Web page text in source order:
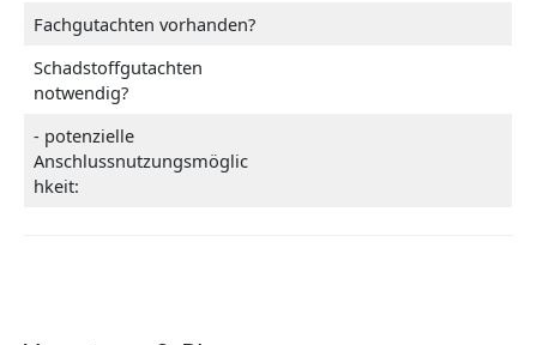
Fachgutachten vorhanden?
Schadstoffgutachten
notwendig?
- potenzielle
Anschlussnutzungsmöglic
hkeit: